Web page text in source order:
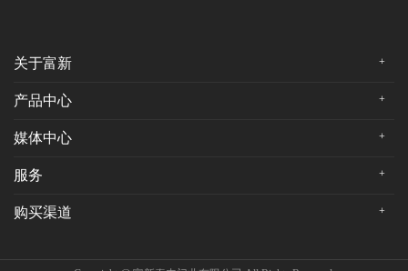
关于富新 +
集团介绍
企业文化
发展历程
产品中心 +
富新防盗安全门
富新铜门
富新防火门
富新医疗门
媒体中心 +
集团资讯
视频中心
服务 +
服务政策
售后服务
购买渠道 +